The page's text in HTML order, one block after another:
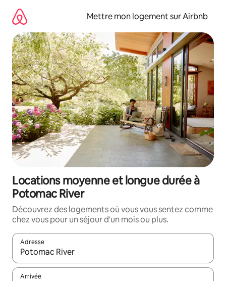
directement
contenu
Mettre mon logement sur Airbnb
Locations moyenne et longue durée à
Potomac River
Découvrez des logements où vous vous sentez comme
chez vous pour un séjour d'un mois ou plus.
Adresse
Lorsque les résultats s'affichent, utilisez les flèches vers le
Arrivée